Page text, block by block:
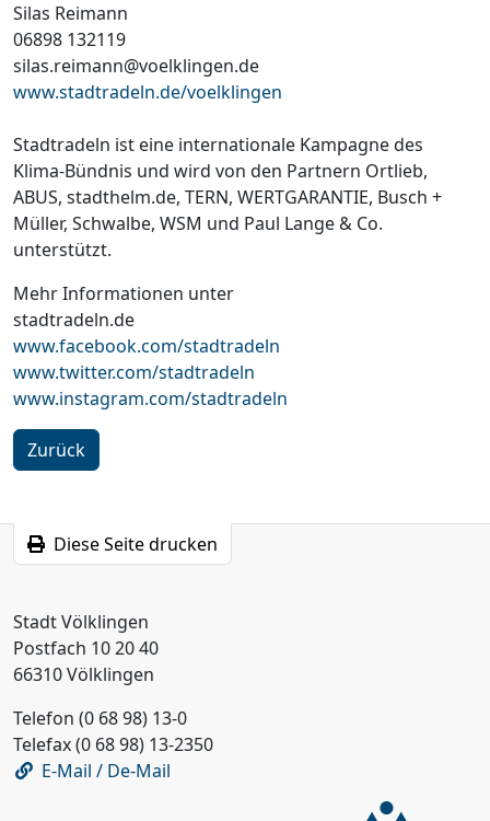
Silas Reimann
06898 132119
silas.reimann@voelklingen.de
www.stadtradeln.de/voelklingen
Stadtradeln ist eine internationale Kampagne des
Klima-Bündnis und wird von den Partnern Ortlieb,
ABUS, stadthelm.de, TERN, WERTGARANTIE, Busch +
Müller, Schwalbe, WSM und Paul Lange & Co.
unterstützt.
Mehr Informationen unter
stadtradeln.de
www.facebook.com/stadtradeln
www.twitter.com/stadtradeln
www.instagram.com/stadtradeln
Zurück
Diese Seite drucken
Stadt Völklingen
Postfach 10 20 40
66310 Völklingen
Telefon (0 68 98) 13-0
Telefax (0 68 98) 13-2350
E-Mail / De-Mail